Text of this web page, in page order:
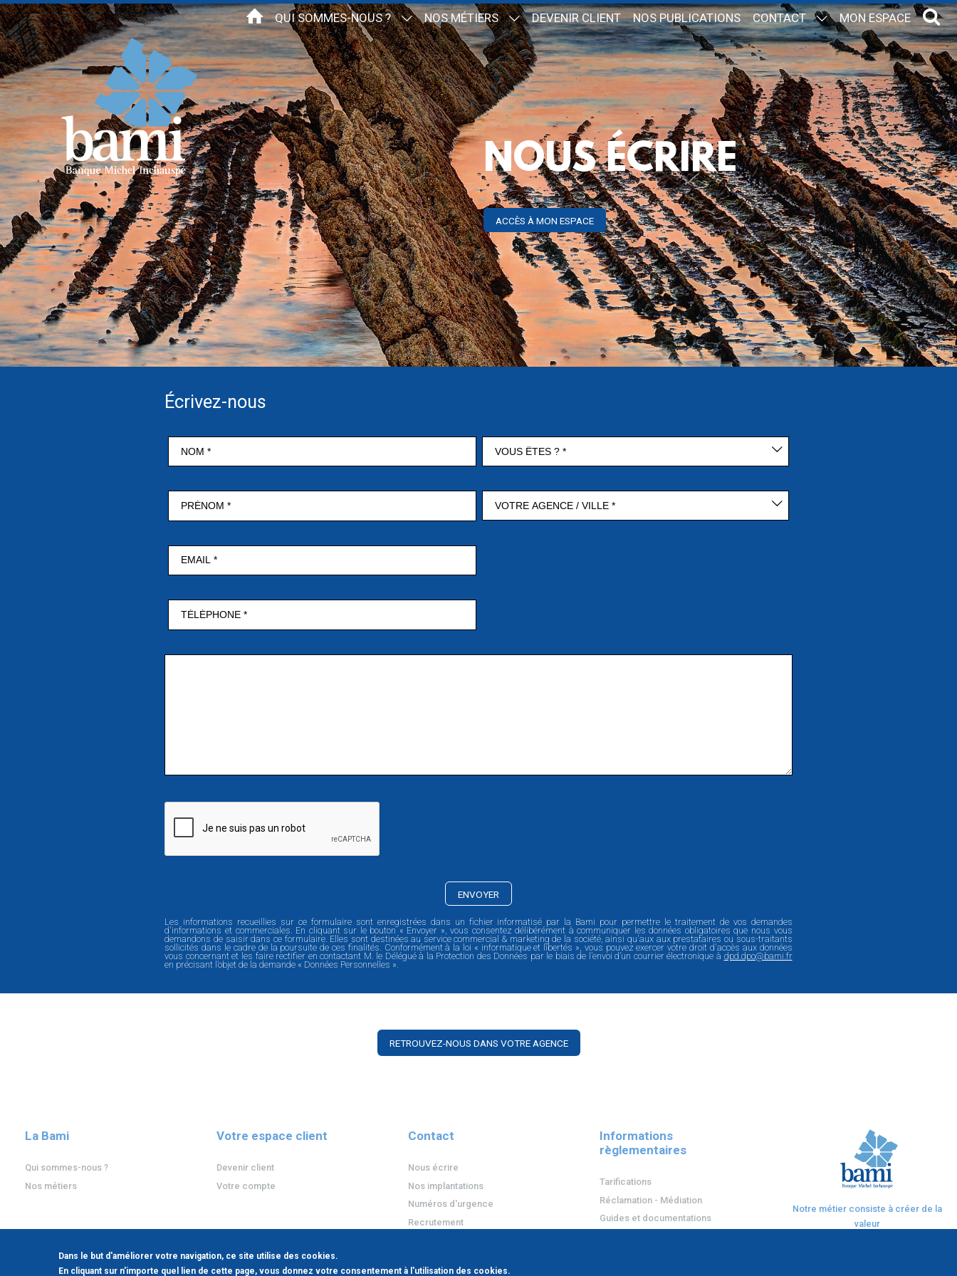
Aller au contenu principal
QUI SOMMES-NOUS ?
NOS MÉTIERS DEVENIR CLIENT NOS PUBLICATIONS CONTACT MON ESPACE
NOUS ÉCRIRE
ACCÈS À MON ESPACE
Écrivez-nous
Les informations recueillies sur ce formulaire sont enregistrées dans un fichier informatisé par la Bami pour permettre le traitement de vos demandes
d'informations et commerciales. En cliquant sur le bouton « Envoyer », vous consentez délibérément à communiquer les données obligatoires que nous vous
demandons de saisir dans ce formulaire. Elles sont destinées au service commercial & marketing de la société, ainsi qu'aux aux prestataires ou sous-traitants
sollicités dans le cadre de la poursuite de ces finalités. Conformément à la loi « informatique et libertés », vous pouvez exercer votre droit d'accès aux données
vous concernant et les faire rectifier en contactant M. le Délégué à la Protection des Données par le biais de l’envoi d’un courrier électronique à dpd.dpo@bami.fr
en précisant l’objet de la demande « Données Personnelles ».
RETROUVEZ-NOUS DANS VOTRE AGENCE
La Bami
Qui sommes-nous ?
Nos métiers
Votre espace client
Devenir client
Votre compte
Contact
Nous écrire
Nos implantations
Numéros d'urgence
Recrutement
Informations
règlementaires
Tarifications
Réclamation - Médiation
Guides et documentations
Notre métier consiste à créer de la
valeur
COPYRIGHT 2023
INFOS LÉGALES
Dans le but d'améliorer votre navigation, ce site utilise des cookies.
En cliquant sur n'importe quel lien de cette page, vous donnez votre consentement à l'utilisation des cookies.